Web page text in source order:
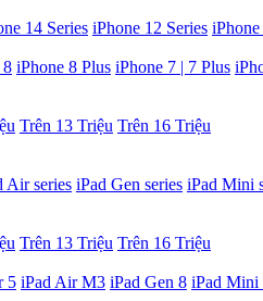
14 Series iPhone 12 Series
8 iPhone 8 Plus iPhone 7 | 7 Plus
Trên 13 Triệu Trên 16 Triệu
Air series iPad Gen series iPad Mini
Trên 13 Triệu Trên 16 Triệu
5 iPad Air M3 iPad Gen 8 iPad Mini